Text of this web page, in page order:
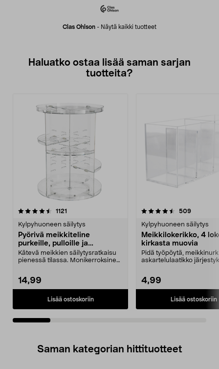
Clas Ohlson - Näytä kaikki tuotteet
Haluatko ostaa lisää saman sarjan
tuotteita?
1121
Kylpyhuoneen säilytys
Pyörivä meikkiteline
purkeille, pulloille ja
siveltimille
Kätevä meikkien säilytysratkaisu
pienessä tilassa. Monikerroksinen
14,99
Lisää ostoskoriin
4.5viidestä
509arvostelut
Kylpyhuoneen säilytys
Meikkilokerikko, 4
kirkasta muovia
Pidä työpöytä,
askartelulaatikko
4,99
Lisää ostoskoriin
4.5viidestä
Saman kategorian hittituotteet